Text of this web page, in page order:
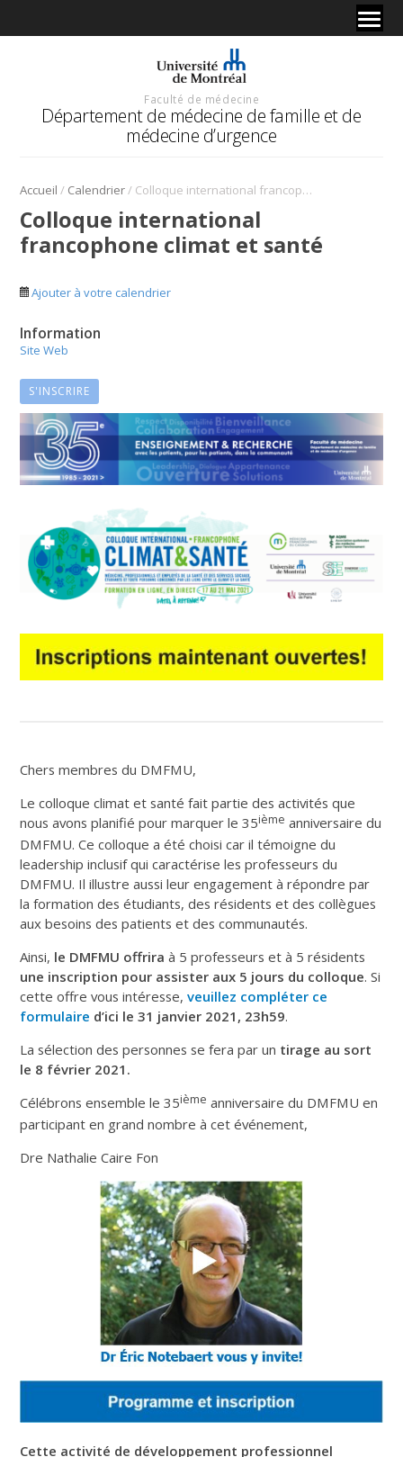
Faculté de médecine
Département de médecine de famille et de
médecine d’urgence
Accueil / Calendrier/ Colloque international francophone climat et santé
Colloque international
francophone climat et santé
Ajouter à votre calendrier
Information
Site Web
S'INSCRIRE
Chers membres du DMFMU,
Le colloque climat et santé fait partie des activités que
nous avons planifié pour marquer le 35ième anniversaire du
DMFMU. Ce colloque a été choisi car il témoigne du
leadership inclusif qui caractérise les professeurs du
DMFMU. Il illustre aussi leur engagement à répondre par
la formation des étudiants, des résidents et des collègues
aux besoins des patients et des communautés.
Ainsi, le DMFMU offrira à 5 professeurs et à 5 résidents
une inscription pour assister aux 5 jours du colloque. Si
cette offre vous intéresse,veuillez compléter ce
formulaire d’ici le 31 janvier 2021, 23h59.
La sélection des personnes se fera par un tirage au sort
le 8 février 2021.
Célébrons ensemble le 35ième anniversaire du DMFMU en
participant en grand nombre à cet événement,
Dre Nathalie Caire Fon
Cette activité de développement professionnel